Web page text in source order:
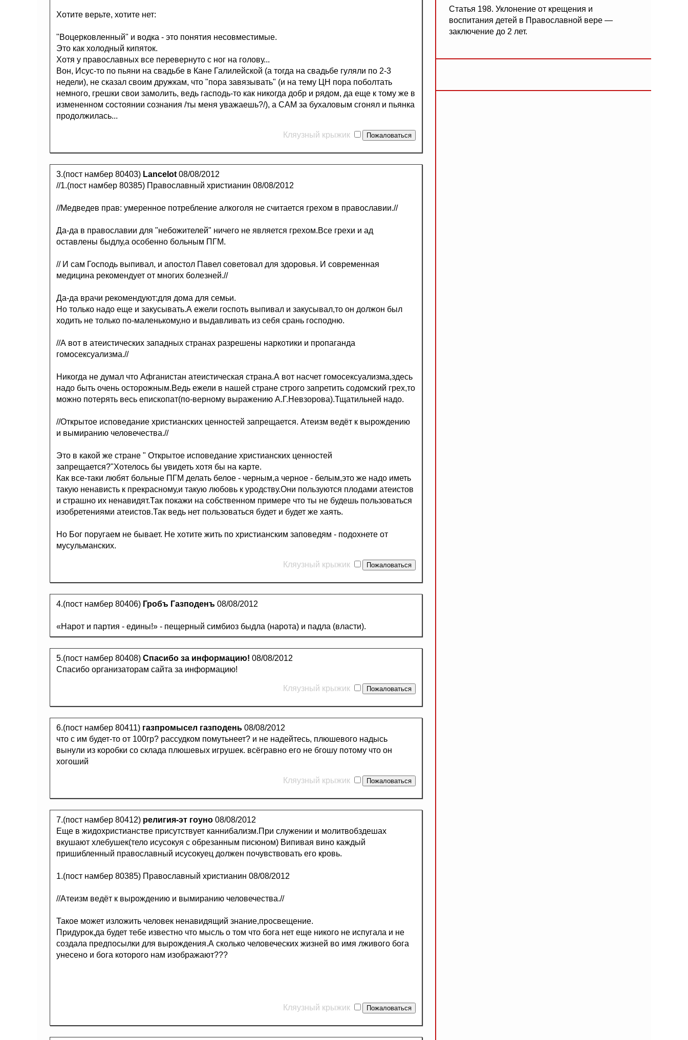
Хотите верьте, хотите нет:
"Воцерковленный" и водка - это понятия несовместимые.
Это как холодный кипяток.
Хотя у православных все перевернуто с ног на голову...
Вон, Исус-то по пьяни на свадьбе в Кане Галилейской (а тогда на свадьбе гуляли по 2-3
недели), не сказал своим дружкам, что "пора завязывать" (и на тему ЦН пора поболтать
немного, грешки свои замолить, ведь гасподь-то как никогда добр и рядом, да еще к тому же в
измененном состоянии сознания /ты меня уважаешь?/), а САМ за бухаловым сгонял и пьянка
продолжилась...
Кляузный крыжик
3.(пост намбер 80403) Lancelot 08/08/2012
//1.(пост намбер 80385) Православный христианин 08/08/2012
//Медведев прав: умеренное потребление алкоголя не считается грехом в православии.//
Да-да в православии для "небожителей" ничего не является грехом.Все грехи и ад
оставлены быдлу,а особенно больным ПГМ.
// И сам Господь выпивал, и апостол Павел советовал для здоровья. И современная
медицина рекомендует от многих болезней.//
Да-да врачи рекомендуют:для дома для семьи.
Но только надо еще и закусывать.А ежели госпоть выпивал и закусывал,то он должон был
ходить не только по-маленькому,но и выдавливать из себя срань господню.
//А вот в атеистических западных странах разрешены наркотики и пропаганда
гомосексуализма.//
Никогда не думал что Афганистан атеистическая страна.А вот насчет гомосексуализма,здесь
надо быть очень осторожным.Ведь ежели в нашей стране строго запретить содомский грех,то
можно потерять весь епископат(по-верному выражению А.Г.Невзорова).Тщатильней надо.
//Открытое исповедание христианских ценностей запрещается. Атеизм ведёт к вырождению
и вымиранию человечества.//
Это в какой же стране " Открытое исповедание христианских ценностей
запрещается?"Хотелось бы увидеть хотя бы на карте.
Как все-таки любят больные ПГМ делать белое - черным,а черное - белым,это же надо иметь
такую ненависть к прекрасному,и такую любовь к уродству.Они пользуются плодами атеистов
и страшно их ненавидят.Так покажи на собственном примере что ты не будешь пользоваться
изобретениями атеистов.Так ведь нет пользоваться будет и будет же хаять.
Но Бог поругаем не бывает. Не хотите жить по христианским заповедям - подохнете от
мусульманских.
Кляузный крыжик
4.(пост намбер 80406) Гробъ Газподенъ 08/08/2012
«Нарот и партия - едины!» - пещерный симбиоз быдла (нарота) и падла (власти).
5.(пост намбер 80408) Спасибо за информацию! 08/08/2012
Спасибо организаторам сайта за информацию!
Кляузный крыжик
6.(пост намбер 80411) газпромысел газподень 08/08/2012
что с им будет-то от 100гр? рассудком помутьнеет? и не надейтесь, плюшевого надысь
вынули из коробки со склада плюшевых игрушек. всёгравно его не бгошу потому что он
хогоший
Кляузный крыжик
7.(пост намбер 80412) религия-эт гоуно 08/08/2012
Еще в жидохристианстве присутствует каннибализм.При служении и молитвобздешах
вкушают хлебушек(тело исусокуя с обрезанным писюном) Випивая вино каждый
пришибленный православный исусокуец должен почувствовать его кровь.
1.(пост намбер 80385) Православный христианин 08/08/2012
//Атеизм ведёт к вырождению и вымиранию человечества.//
Такое может изложить человек ненавидящий знание,просвещение.
Придурок,да будет тебе известно что мысль о том что бога нет еще никого не испугала и не
создала предпосылки для вырождения.А сколько человеческих жизней во имя лживого бога
унесено и бога которого нам изображают???
Кляузный крыжик
Статья 198. Уклонение от крещения и
воспитания детей в Православной вере —
заключение до 2 лет.